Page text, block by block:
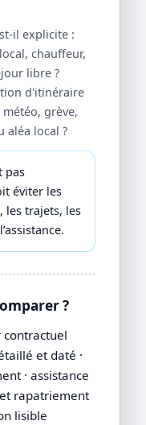
il explicite :
chauffeur,
libre ?
d'itinéraire
grève,
aléa local ?
pas
éviter les
les trajets, les
?
et daté ·
· assistance
rapatriement
lisible